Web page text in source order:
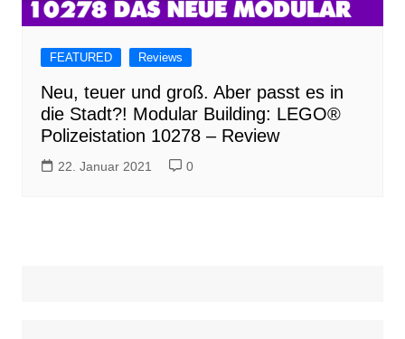
FEATURED Reviews
Neu, teuer und groß. Aber passt es in
die Stadt?! Modular Building: LEGO®
Polizeistation 10278 – Review
22. Januar 2021 0